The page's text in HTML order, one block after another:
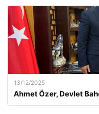
13/12/2025
Ahmet Özer, Devlet